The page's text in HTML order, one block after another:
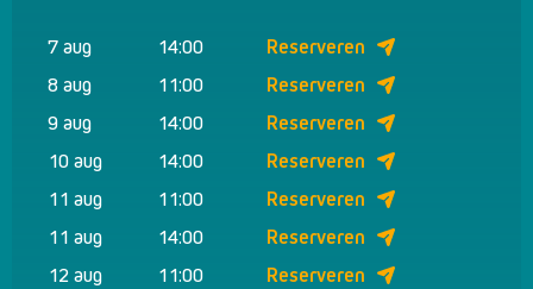
7 aug 14:00
Reserveren
8 aug
11:00
Reserveren
9 aug
14:00
Reserveren
10 aug
14:00
Reserveren
11 aug
11:00
Reserveren
11 aug
14:00
Reserveren
12 aug
11:00
Reserveren